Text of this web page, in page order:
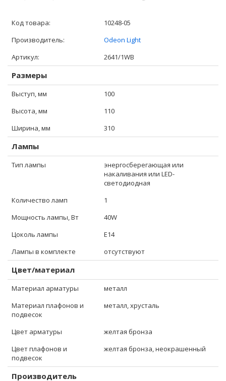
Код товара:
10248-05
Производитель:
Odeon Light
Артикул:
2641/1WB
Размеры
Выступ, мм
100
Высота, мм
110
Ширина, мм
310
Лампы
Тип лампы
энергосберегающая или
накаливания или LED-
светодиодная
Количество ламп
1
Мощность лампы, Вт
40W
Цоколь лампы
E14
Лампы в комплекте
отсутствуют
Цвет/материал
Материал арматуры
металл
Материал плафонов и
подвесок
металл, хрусталь
Цвет арматуры
желтая бронза
Цвет плафонов и
подвесок
желтая бронза, неокрашенный
Производитель